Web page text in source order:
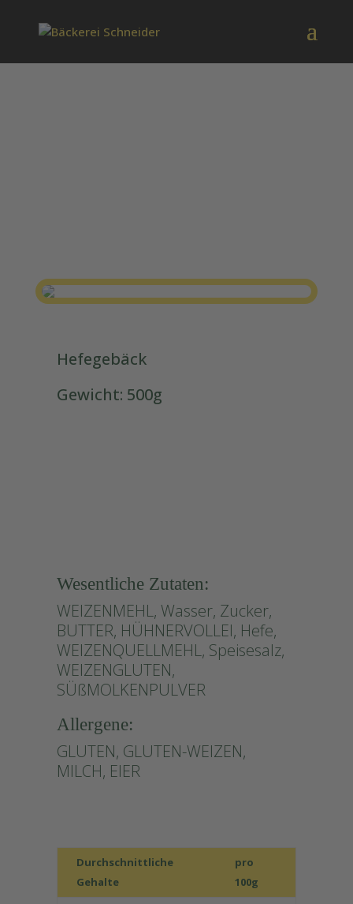
Hefegebäck
Gewicht: 500g
Wesentliche Zutaten:
WEIZENMEHL, Wasser, Zucker,
BUTTER, HÜHNERVOLLEI, Hefe,
WEIZENQUELLMEHL, Speisesalz,
WEIZENGLUTEN,
SÜßMOLKENPULVER
Allergene:
GLUTEN, GLUTEN-WEIZEN,
MILCH, EIER
Durchschnittliche
Gehalte
pro
100g